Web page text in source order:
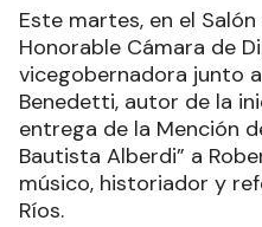
Este martes, en el
Honorable Cámara de
vicegobernadora junto
Benedetti, autor de la
entrega de la Mención
Bautista Alberdi” a
músico, historiador y
Ríos.